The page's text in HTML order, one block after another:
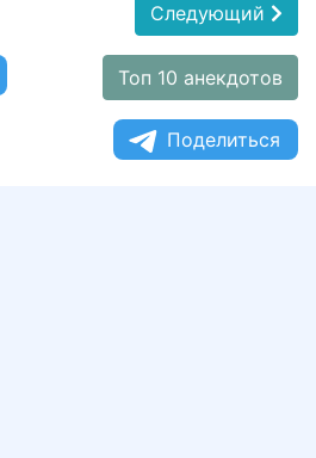
Следующий
Топ 10 анекдотов
Поделиться